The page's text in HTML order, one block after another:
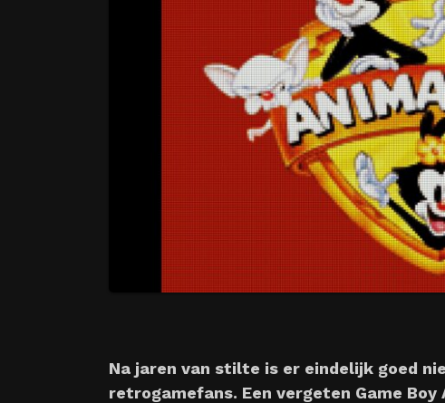
Na jaren van stilte is er eindelijk goed
retrogamefans. Een vergeten Game